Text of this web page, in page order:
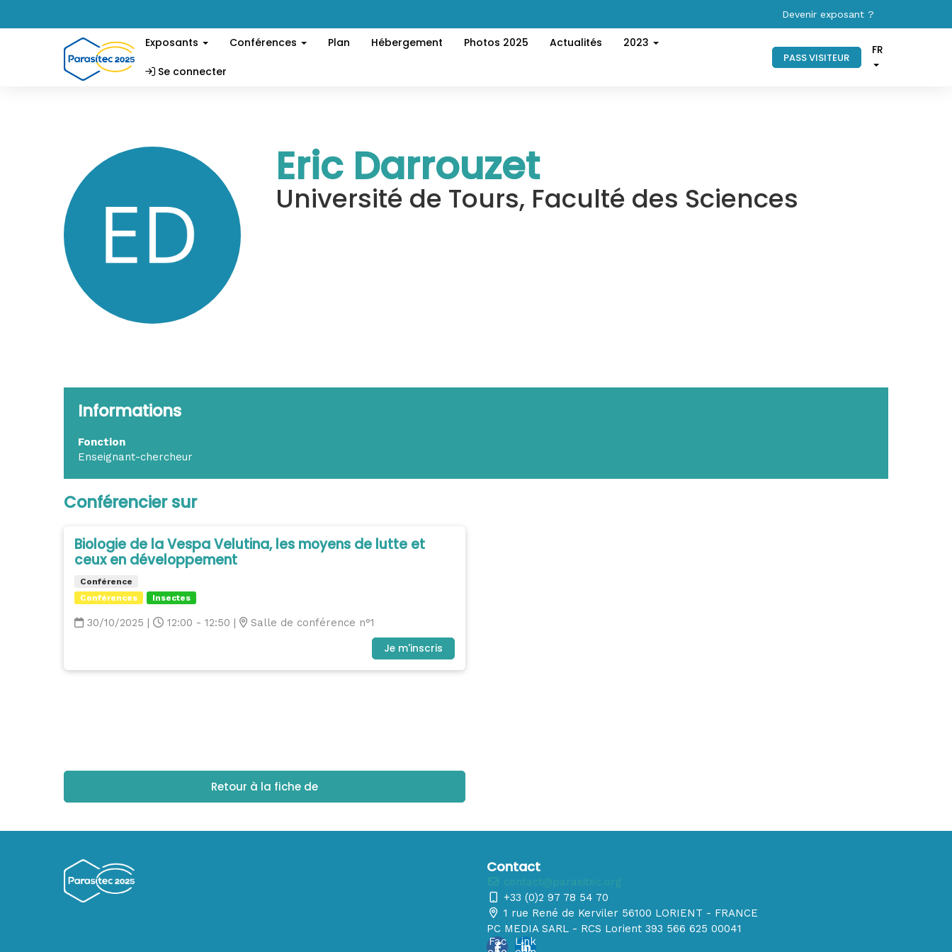
Devenir exposant ?
Exposants Conférences Plan Hébergement Photos 2025 Actualités 2023
Se connecter
PASS VISITEUR
FR
Eric Darrouzet
Université de Tours, Faculté des Sciences
Informations
Fonction
Enseignant-chercheur
Conférencier sur
Biologie de la Vespa Velutina, les moyens de lutte et
ceux en développement
Conférence
Conférences
Insectes
30/10/2025 | 12:00 - 12:50 | Salle de conférence n°1
Je m'inscris
Retour à la fiche de
Contact
+33 (0)2 97 78 54 70
1 rue René de Kerviler 56100 LORIENT - FRANCE
PC MEDIA SARL - RCS Lorient 393 566 625 00041
Fac
Link